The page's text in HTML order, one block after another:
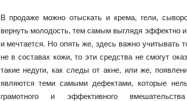
В продаже можно отыскать и крема, гели,
вернуть молодость, тем самым выглядя эффектно
и мечтается. Но опять же, здесь важно учитывать
не в составах кожи, то эти средства не смогут
такие недуги, как следы от акне, или же,
являются теми самыми дефектами, которые
грамотного и эффективного